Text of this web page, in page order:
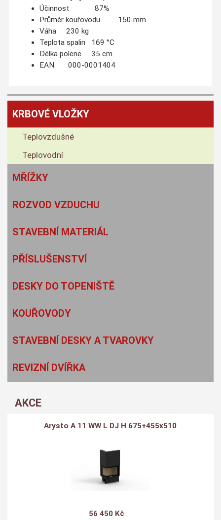
Účinnost 87%
Průměr kouřovodu 150 mm
Váha 230 kg
Teplota spalin 169 °C
Délka polene 35 cm
EAN 000-0001404
KRBOVÉ VLOŽKY
Teplovzdušné
Teplovodní
MŘÍŽKY
ROZVOD VZDUCHU
STAVEBNÍ MATERIÁL
PŘÍSLUŠENSTVÍ
DESKY DO TOPENIŠTĚ
KOUŘOVODY
STAVEBNÍ DESKY A TVAROVKY
REVIZNÍ DVÍŘKA
AKCE
Arysto A 11 WW L DJ H 675+455x510
56 450 Kč